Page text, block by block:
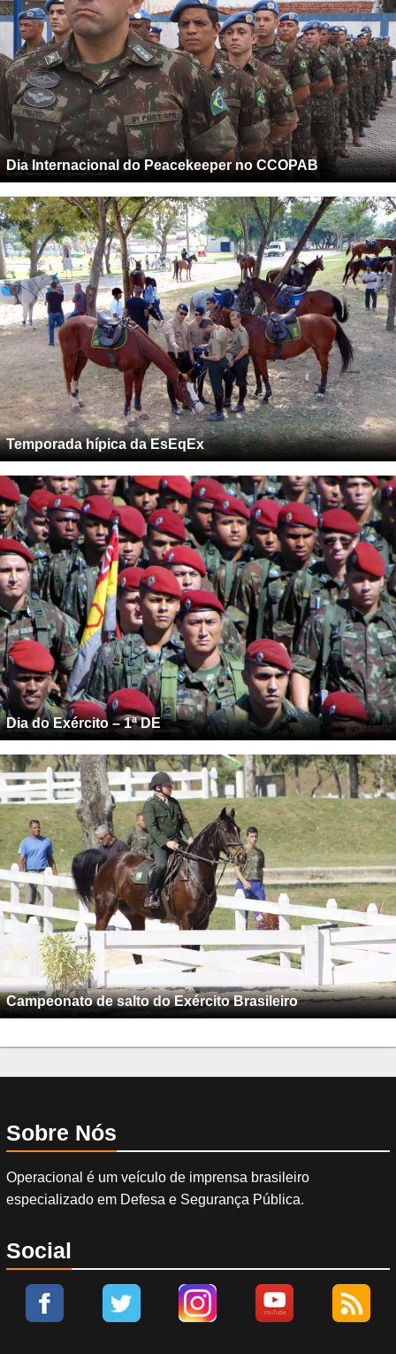
Dia Internacional do Peacekeeper no CCOPAB
Temporada hípica da EsEqEx
Dia do Exército – 1ª DE
Campeonato de salto do Exército Brasileiro
Sobre Nós
Operacional é um veículo de imprensa brasileiro
especializado em Defesa e Segurança Pública.
Social